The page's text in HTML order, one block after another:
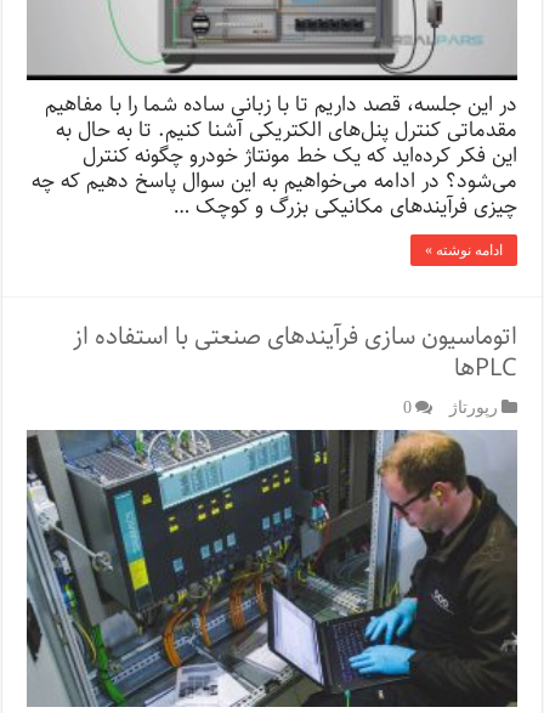
در این جلسه، قصد داریم تا با زبانی ساده شما را با مفاهیم
مقدماتی کنترل پنل‌های الکتریکی آشنا کنیم. تا به حال به
این فکر کرده‌اید که یک خط مونتاژ خودرو چگونه کنترل
می‌شود؟ در ادامه می‌خواهیم به این سوال پاسخ دهیم که چه
چیزی فرآیند‌های مکانیکی بزرگ و کوچک …
ادامه نوشته »
اتوماسیون سازی فرآیندهای صنعتی با استفاده از
PLCها
رپورتاژ‌ 0